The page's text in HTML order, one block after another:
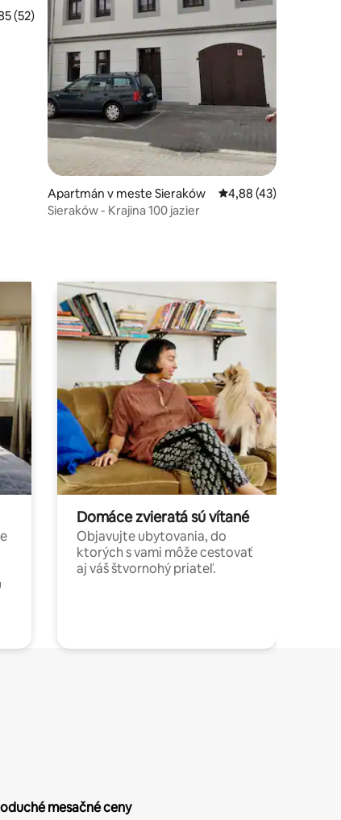
6
ohodnotenie 4,85 z 5, počet hodnotení: 52
(52)
Apartmán v meste Sieraków Priemerné
4,88 (43)
Sieraków - Krajina 100 jazier
Domáce zvieratá sú vítané
Objavujte ubytovania, do
ktorých s vami môže cestovať
aj váš štvornohý priateľ.
mesačné ceny